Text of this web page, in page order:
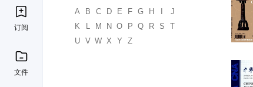
订阅
文件
A B C D E F G H
J
K
L M N O P Q R S
T
U
V W X Y Z